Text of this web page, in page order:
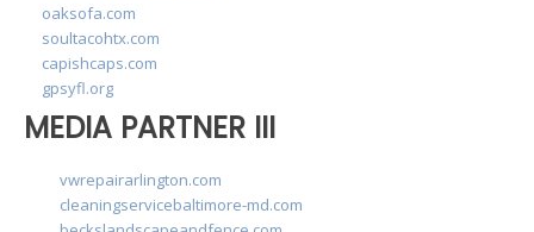
oaksofa.com
soultacohtx.com
capishcaps.com
gpsyfl.org
MEDIA PARTNER III
vwrepairarlington.com
cleaningservicebaltimore-md.com